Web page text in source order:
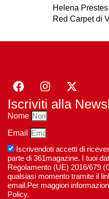
Helena
Red Carpet di
Iscriviti alla
Nome
Email
Iscrivendoti accetti di
parte di 361magazine. I tuoi
Regolamento (UE) 2016/679
qualsiasi momento tramite il
email.Per maggiori
Policy.